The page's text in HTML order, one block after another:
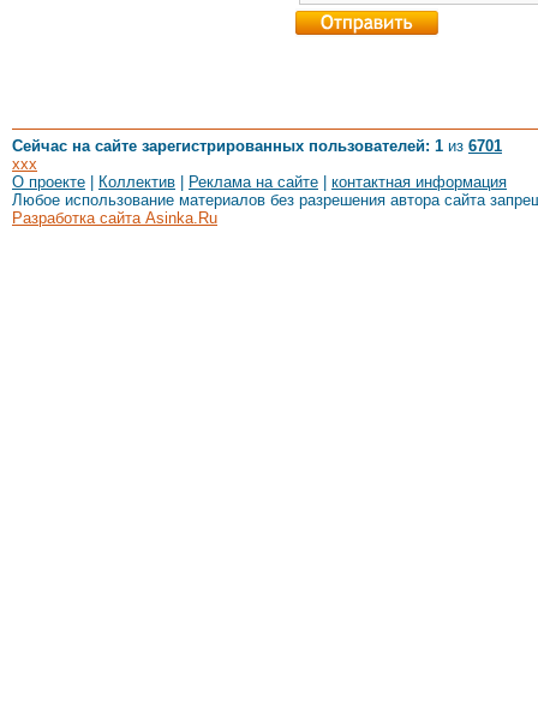
Сейчас на сайте зарегистрированных пользователей: 1 из 6701
xxx
О проекте
Коллектив Реклама на сайте
контактная информация
Любое использование материалов без разрешения автора сайта
Разработка сайта Asinka.Ru